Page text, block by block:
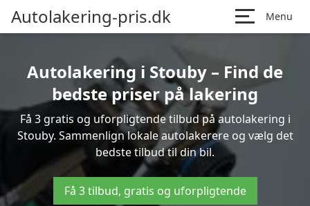
Autolakering-pris.dk Menu
Autolakering i Stouby – Find de
bedste priser på lakering
Få 3 gratis og uforpligtende tilbud på autolakering i
Stouby. Sammenlign lokale autolakerere og vælg det
bedste tilbud til din bil.
Få 3 tilbud, gratis og uforpligtende